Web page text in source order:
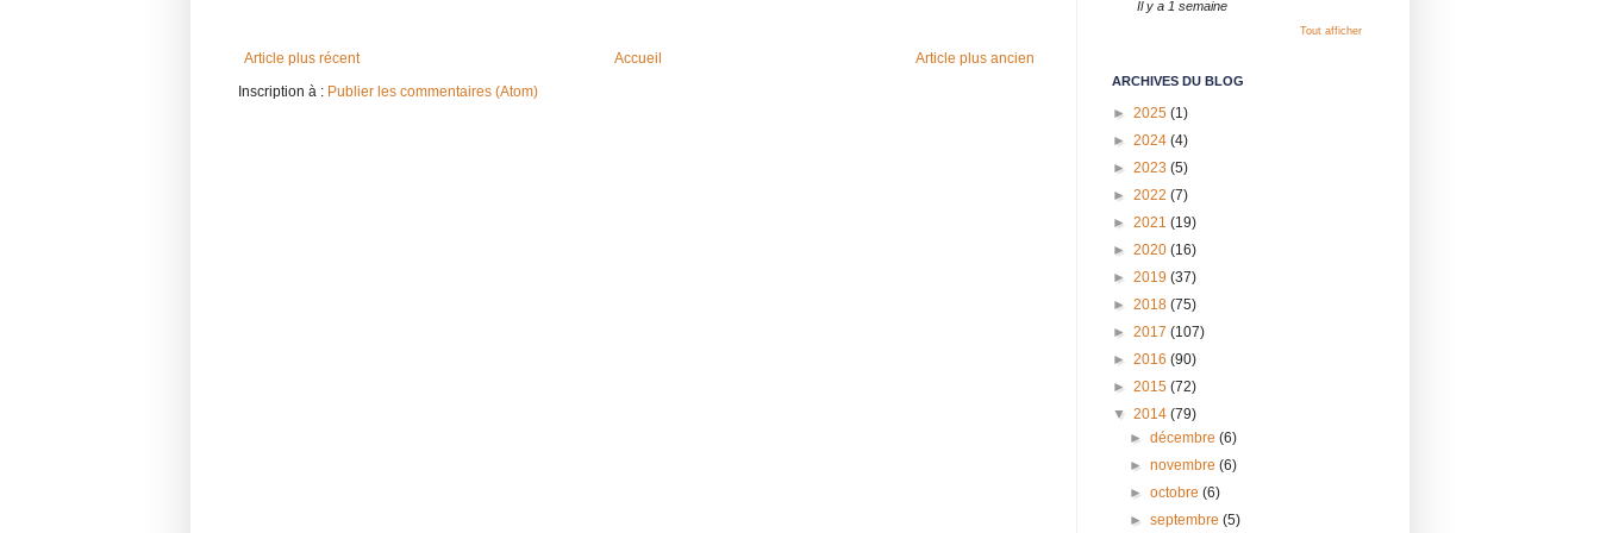
Article plus récent Article plus ancien
Accueil
Inscription à : Publier les commentaires (Atom)
Il y a 1 semaine
Tout afficher
ARCHIVES DU BLOG
► 2025 (1)
► 2024 (4)
► 2023 (5)
► 2022 (7)
► 2021 (19)
► 2020 (16)
► 2019 (37)
► 2018 (75)
► 2017 (107)
► 2016 (90)
► 2015 (72)
▼ 2014 (79)
►décembre(6)
►novembre(6)
►octobre(6)
►septembre(5)